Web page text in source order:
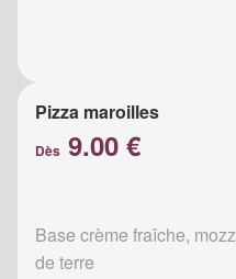
Pizza maroilles
Dès 9.00 €
Base crème fraîche,
de terre